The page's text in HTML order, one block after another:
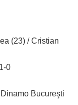
(23) / Cristian
0
Bucureşti